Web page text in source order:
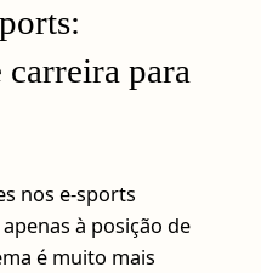
para
nos e-sports
à posição de
é muito mais